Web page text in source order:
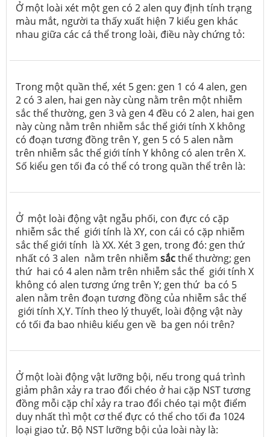
Ở một loài xét một gen có 2 alen quy định tính trạng
màu mắt, người ta thấy xuất hiện 7 kiểu gen khác
nhau giữa các cá thể trong loài, điều này chứng tỏ:
Trong một quần thể, xét 5 gen: gen 1 có 4 alen, gen
2 có 3 alen, hai gen này cùng nằm trên một nhiễm
sắc thể thường, gen 3 và gen 4 đều có 2 alen, hai gen
này cùng nằm trên nhiễm sắc thể giới tính X không
có đoạn tương đồng trên Y, gen 5 có 5 alen nằm
trên nhiễm sắc thể giới tính Y không có alen trên X.
Số kiểu gen tối đa có thể có trong quần thể trên là:
Ở một loài động vật ngẫu phối, con đực có cặp
nhiễm sắc thể giới tính là XY, con cái có cặp nhiễm
sắc thể giới tính là XX. Xét 3 gen, trong đó: gen thứ
nhất có 3 alen nằm trên nhiễm sắcthể thường; gen
thứ hai có 4 alen nằm trên nhiễm sắc thể giới tính X
không có alen tương ứng trên Y; gen thứ ba có 5
alen nằm trên đoạn tương đồng của nhiễm sắc thể
giới tính X,Y. Tính theo lý thuyết, loài động vật này
có tối đa bao nhiêu kiểu gen về ba gen nói trên?
Ở một loài động vật lưỡng bội, nếu trong quá trình
giảm phân xảy ra trao đổi chéo ở hai cặp NST tương
đồng mỗi cặp chỉ xảy ra trao đổi chéo tại một điểm
duy nhất thì một cơ thể đực có thể cho tối đa 1024
loại giao tử. Bộ NST lưỡng bội của loài này là: